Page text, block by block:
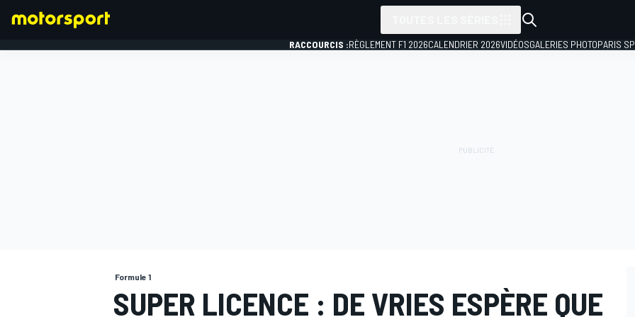
RACCOURCIS :RÈGLEMENT F1 2026CALENDRIER 2026VIDÉOSGALERIES PHOTOPARIS
Formule 1
SUPER LICENCE : DE VRIES ESPÈRE QUE